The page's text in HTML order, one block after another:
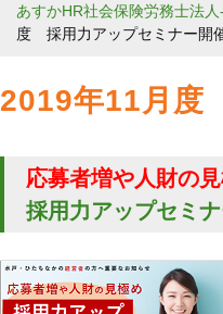
あすかHR社会保険労務士法
度 採用力アップセミナー開
2019年11月度
応募者増や人財の
採用力アップセミ